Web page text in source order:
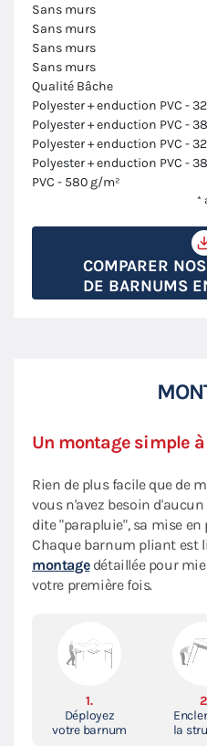
Sans murs
Sans murs
Sans murs
Sans murs
Qualité Bâche
Polyester + enduction PVC -
Polyester + enduction PVC -
Polyester + enduction PVC -
Polyester + enduction PVC -
PVC - 580 g/m²
*
COMPARER
DE BARNUMS
Un montage simple
Rien de plus facile que de
vous n'avez besoin
dite "parapluie", sa mise
Chaque barnum pliant est
montagedétaillée pour
votre première fois.
1.
Déployez
votre barnum
la